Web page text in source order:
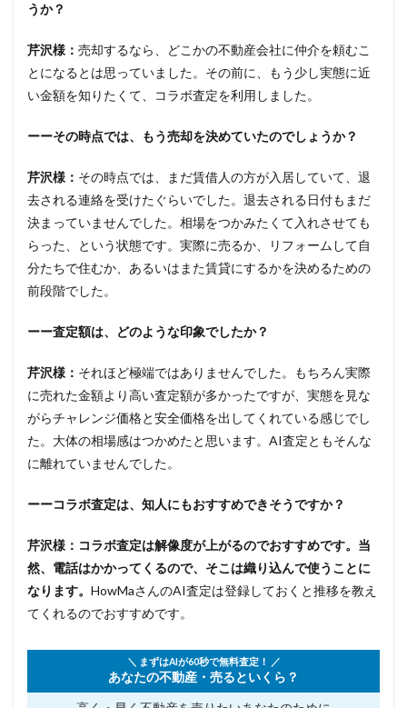
うか？
芹沢様： 売却するなら、どこかの不動産会社に仲介を頼むこ
とになるとは思っていました。その前に、もう少し実態に近
い金額を知りたくて、コラボ査定を利用しました。
ーーその時点では、もう売却を決めていたのでしょうか？
芹沢様： その時点では、まだ賃借人の方が入居していて、退
去される連絡を受けたぐらいでした。退去される日付もまだ
決まっていませんでした。相場をつかみたくて入れさせても
らった、という状態です。実際に売るか、リフォームして自
分たちで住むか、あるいはまた賃貸にするかを決めるための
前段階でした。
ーー査定額は、どのような印象でしたか？
芹沢様： それほど極端ではありませんでした。もちろん実際
に売れた金額より高い査定額が多かったですが、実態を見な
がらチャレンジ価格と安全価格を出してくれている感じでし
た。大体の相場感はつかめたと思います。AI査定ともそんな
に離れていませんでした。
ーーコラボ査定は、知人にもおすすめできそうですか？
芹沢様： コラボ査定は解像度が上がるのでおすすめです。当
然、電話はかかってくるので、そこは織り込んで使うことに
なります。 HowMaさんのAI査定は登録しておくと推移を教え
てくれるのでおすすめです。
＼ まずはAIが60秒で無料査定！ ／
あなたの不動産・売るといくら？